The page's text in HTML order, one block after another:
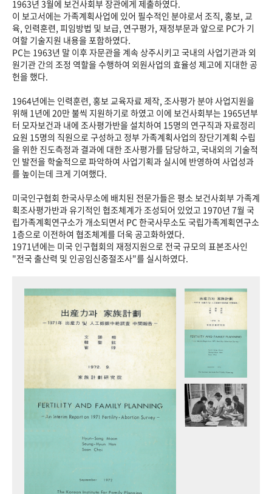
1963년 3월에 보건사회부 장관에게 제출하였다.
이 보고서에는 가족계획사업에 있어 필수적인 분야로서 조직, 홍보, 교
육, 인력훈련, 피임방법 및 보급, 연구평가, 재정부문과 앞으로 PC가 기
여할 기술지원 내용을 포함하였다.
PC는 1963년 말 이후 자문관을 계속 상주시키고 국내의 사업기관과 외
원기관 간의 조정 역할을 수행하여 외원사업의 효율성 제고에 지대한 공
헌을 했다.
1964년에는 인력훈련, 홍보 교육자료 제작, 조사평가 분야 사업지원을
위해 1년에 20만 불씩 지원하기로 하였고 이에 보건사회부는 1965년부
터 모자보건과 내에 조사평가반을 설치하여 15명의 연구직과 자료정리
요원 15명의 직원으로 구성하고 정부 가족계획사업의 장단기계획 수립
을 위한 진도측정과 결과에 대한 조사평가를 담당하고, 국내외의 기술적
인 발전을 학술적으로 파악하여 사업기획과 실시에 반영하여 사업성과
를 높이는데 크게 기여했다.
미국인구협회 한국사무소에 배치된 전문가들은 평소 보건사회부 가족계
획조사평가반과 유기적인 협조체계가 조성되어 있었고 1970년 7월 국
립가족계획연구소가 개소되면서 PC 한국사무소도 국립가족계획연구소
1층으로 이전하여 협조체계를 더욱 공고화하였다.
1971년에는 미국 인구협회의 재정지원으로 전국 규모의 표본조사인
"전국 출산력 및 인공임신중절조사"를 실시하였다.